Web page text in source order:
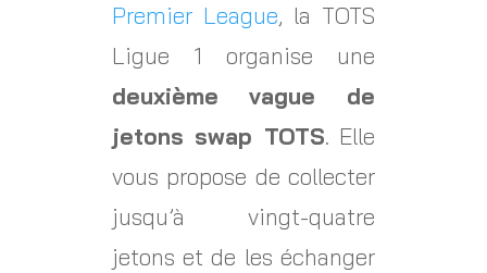
Premier League, la TOTS
Ligue 1 organise une
deuxième vague de
jetons swap TOTS. Elle
vous propose de collecter
jusqu’à vingt-quatre
jetons et de les échanger